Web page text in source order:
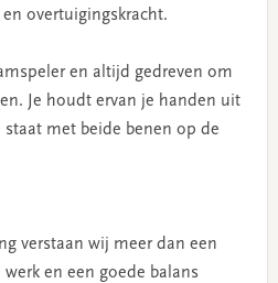
overtuigingskracht.
en altijd gedreven om
Je houdt ervan je handen uit
met beide benen op de
verstaan wij meer dan een
en een goede balans